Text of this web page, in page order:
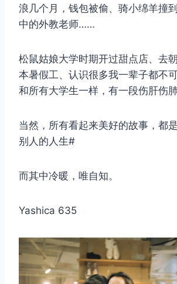
浪几个月，钱包被偷、骑小绵羊撞
中的外教老师……
松鼠姑娘大学时期开过甜点店、去
本暑假工、认识很多我一辈子都不
和所有大学生一样，有一段伤肝伤
当然，所有看起来美好的故事，都
别人的人生#
而其中冷暖，唯自知。
Yashica 635